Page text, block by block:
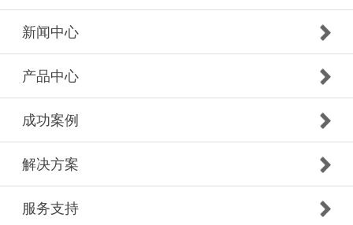
新闻中心
产品中心
成功案例
解决方案
服务支持